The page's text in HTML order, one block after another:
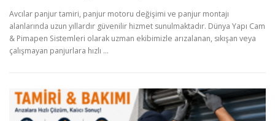
Avcılar panjur tamiri, panjur motoru değişimi ve panjur montajı
alanlarında uzun yıllardır güvenilir hizmet sunulmaktadır. Dünya Yapı Cam
& Pimapen Sistemleri olarak uzman ekibimizle arızalanan, sıkışan veya
çalışmayan panjurlara hızlı …